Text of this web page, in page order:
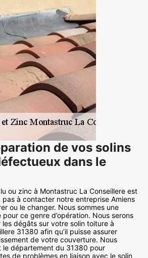
de vos solins
dans le
ou zinc à Montastruc La Conseillere est
pas à contacter notre entreprise Amiens
ou le changer. Nous sommes une
ce genre d’opération. Nous serons
dégâts sur votre solin toiture à
31380 afin qu’il puisse assurer
de votre couverture. Nous
le département du 31380 pour
de problèmes en liaison avec le solin